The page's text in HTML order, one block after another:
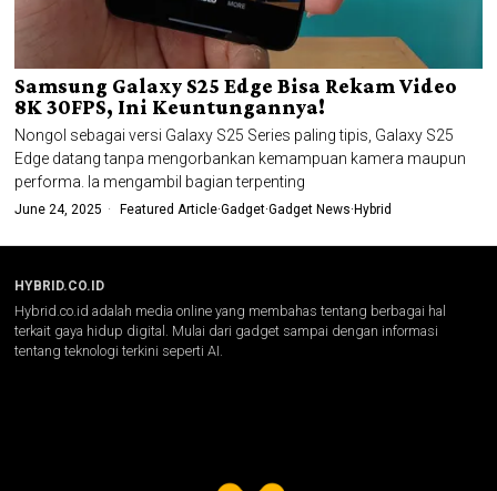
Samsung Galaxy S25 Edge Bisa Rekam Video
8K 30FPS, Ini Keuntungannya!
Nongol sebagai versi Galaxy S25 Series paling tipis, Galaxy S25
Edge datang tanpa mengorbankan kemampuan kamera maupun
performa. Ia mengambil bagian terpenting
June 24, 2025 Featured Article·Gadget·Gadget News· Hybrid
HYBRID.CO.ID
Hybrid.co.id adalah media online yang membahas tentang berbagai hal
terkait gaya hidup digital. Mulai dari gadget sampai dengan informasi
tentang teknologi terkini seperti AI.